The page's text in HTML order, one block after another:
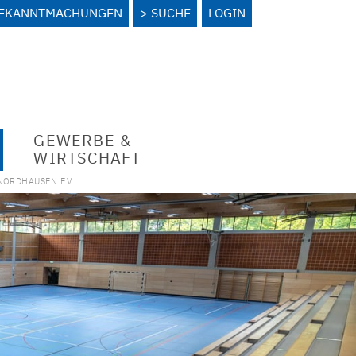
SUCHE LOGIN
GEWERBE &
WIRTSCHAFT
E.V.